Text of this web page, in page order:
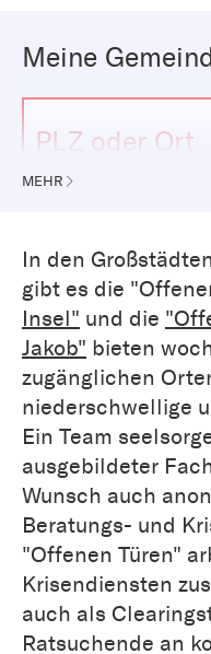
Meine
MEHR
In den
gibt es die
Insel" und die
Jakob" bieten
zugänglichen
niederschwellige
Ein Team
ausgebildeter
Wunsch auch
Beratungs- und
"Offenen Türen"
Krisendiensten
auch als
Ratsuchende an